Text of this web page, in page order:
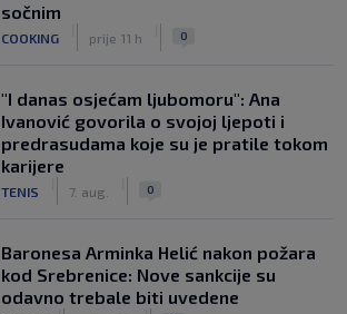
sočnim
COOKING prije 11 h 0
"I danas osjećam ljubomoru": Ana
Ivanović govorila o svojoj ljepoti i
predrasudama koje su je pratile tokom
karijere
TENIS 7. aug. 0
Baronesa Arminka Helić nakon požara
kod Srebrenice: Nove sankcije su
odavno trebale biti uvedene